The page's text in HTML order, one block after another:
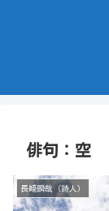
俳句：空
長崎瞬哉（詩人）